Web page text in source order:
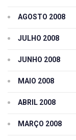
AGOSTO 2008
JULHO 2008
JUNHO 2008
MAIO 2008
ABRIL 2008
MARÇO 2008